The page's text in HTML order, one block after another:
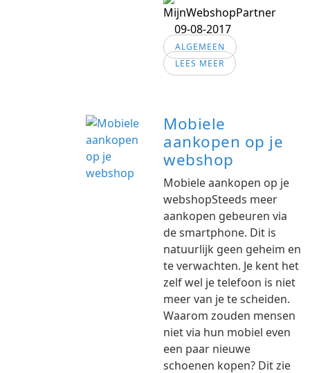
09-08-2017
ALGEMEEN
LEES MEER
Mobiele
aankopen op je
webshop
Mobiele aankopen op je
webshopSteeds meer
aankopen gebeuren via
de smartphone. Dit is
natuurlijk geen geheim en
te verwachten. Je kent het
zelf wel je telefoon is niet
meer van je te scheiden.
Waarom zouden mensen
niet via hun mobiel even
een paar nieuwe
schoenen kopen? Dit zie